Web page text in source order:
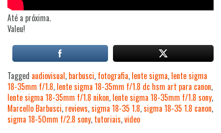
Até a próxima.
Valeu!
Tagged audiovisual, barbusci, fotografia, lente sigma, lente sigma
18-35mm f/1.8, lente sigma 18-35mm f/1.8 dc hsm art para canon,
lente sigma 18-35mm f/1.8 nikon, lente sigma 18-35mm f/1.8 sony,
Marcello Barbusci, reviews,sigma 18-35 1.8,sigma 18-35 1.8 canon,
sigma 18-50mm f/2.8 sony, tutoriais,video